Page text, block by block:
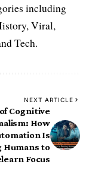
including
Viral,
Tech.
NEXT ARTICLE
Cognitive
How
Is
Humans to
Focus